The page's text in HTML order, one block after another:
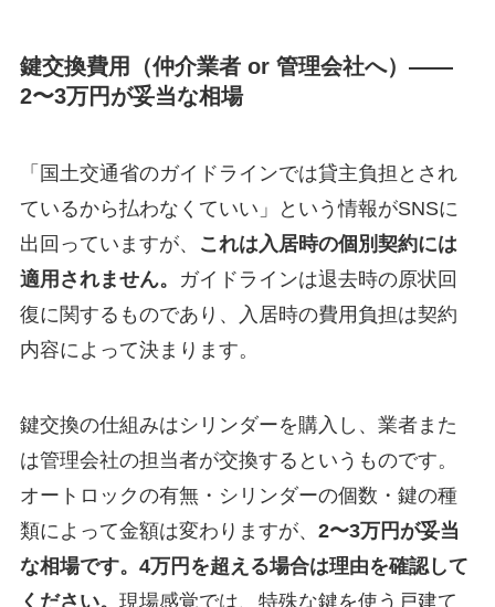
鍵交換費用（仲介業者 or 管理会社へ）——
2〜3万円が妥当な相場
「国土交通省のガイドラインでは貸主負担とされ
ているから払わなくていい」という情報がSNSに
出回っていますが、
これは入居時の個別契約には
適用されません。
ガイドラインは退去時の原状回
復に関するものであり、入居時の費用負担は契約
内容によって決まります。
鍵交換の仕組みはシリンダーを購入し、業者また
は管理会社の担当者が交換するというものです。
オートロックの有無・シリンダーの個数・鍵の種
類によって金額は変わりますが、 2〜3万円が妥当
な相場です。4万円を超える場合は理由を確認して
ください。 現場感覚では、特殊な鍵を使う戸建て